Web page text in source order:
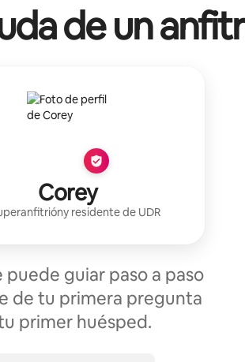
de un
Corey
y residente de UDR
puede guiar paso a paso
de tu primera pregunta
primer huésped.